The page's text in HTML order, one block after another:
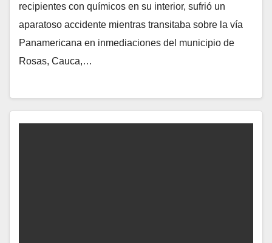
recipientes con químicos en su interior, sufrió un
aparatoso accidente mientras transitaba sobre la vía
Panamericana en inmediaciones del municipio de
Rosas, Cauca,…